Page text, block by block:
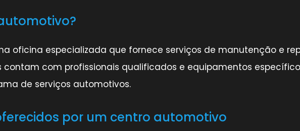
oficina especializada que fornece serviços de manutenção e
contam com profissionais qualificados e equipamentos
de serviços automotivos.
por um centro automotivo